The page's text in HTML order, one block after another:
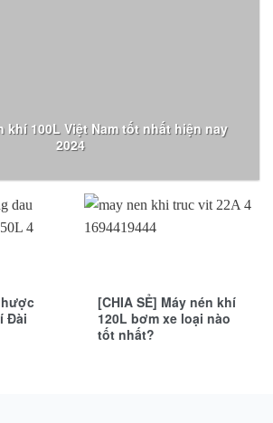
khí 100L Việt Nam tốt nhất hiện nay
2024
Đài
[CHIA SẺ] Máy nén khí
120L bơm xe loại nào
tốt nhất?